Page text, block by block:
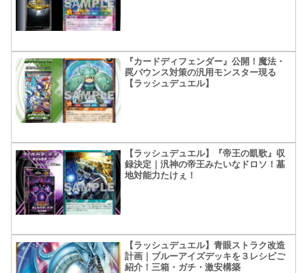
『カードディフェンダー』公開！魔法・
罠バウンス対策の汎用モンスター現る
【ラッシュデュエル】
【ラッシュデュエル】『帝王の凱歌』収
録決定｜汎神の帝王みたいなドロソ！墓
地対能力たけぇ！
【ラッシュデュエル】青眼ストラク改造
計画｜ブルーアイズデッキを３レシピご
紹介！三箱・ガチ・激安構築